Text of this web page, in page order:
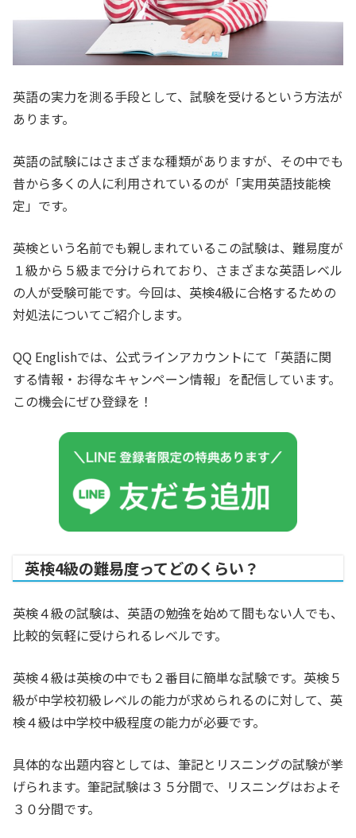
英語の実力を測る手段として、試験を受けるという方法が
あります。
英語の試験にはさまざまな種類がありますが、その中でも
昔から多くの人に利用されているのが「実用英語技能検
定」です。
英検という名前でも親しまれているこの試験は、難易度が
１級から５級まで分けられており、さまざまな英語レベル
の人が受験可能です。今回は、英検4級に合格するための
対処法についてご紹介します。
QQ Englishでは、公式ラインアカウントにて「英語に関
する情報・お得なキャンペーン情報」を配信しています。
この機会にぜひ登録を！
英検4級の難易度ってどのくらい？
英検４級の試験は、英語の勉強を始めて間もない人でも、
比較的気軽に受けられるレベルです。
英検４級は英検の中でも２番目に簡単な試験です。英検５
級が中学校初級レベルの能力が求められるのに対して、英
検４級は中学校中級程度の能力が必要です。
具体的な出題内容としては、筆記とリスニングの試験が挙
げられます。筆記試験は３５分間で、リスニングはおよそ
３０分間です。